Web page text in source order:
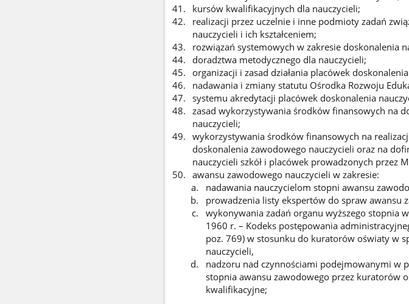
kursów kwalifikacyjnych dla nauczycieli;
realizacji przez uczelnie i inne podmioty zadań
nauczycieli i ich kształceniem;
rozwiązań systemowych w zakresie doskonalenia
doradztwa metodycznego dla nauczycieli;
organizacji i zasad działania placówek
nadawania i zmiany statutu Ośrodka Rozwoju
systemu akredytacji placówek doskonalenia
zasad wykorzystywania środków finansowych na
nauczycieli;
wykorzystywania środków finansowych na
doskonalenia zawodowego nauczycieli oraz na
nauczycieli szkół i placówek prowadzonych przez
awansu zawodowego nauczycieli w zakresie:
nadawania nauczycielom stopni awansu
prowadzenia listy ekspertów do spraw awansu
wykonywania zadań organu wyższego stopnia
1960 r. – Kodeks postępowania
poz. 769) w stosunku do kuratorów oświaty w
nauczycieli,
nadzoru nad czynnościami podejmowanymi w
stopnia awansu zawodowego przez kuratorów
kwalifikacyjne;